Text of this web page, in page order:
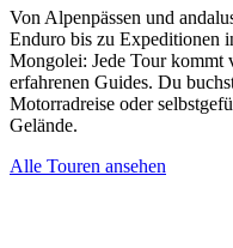
Von Alpenpässen und
Enduro bis zu Expeditionen
Mongolei: Jede Tour kommt
erfahrenen Guides. Du
Motorradreise oder
Gelände.
Alle Touren ansehen